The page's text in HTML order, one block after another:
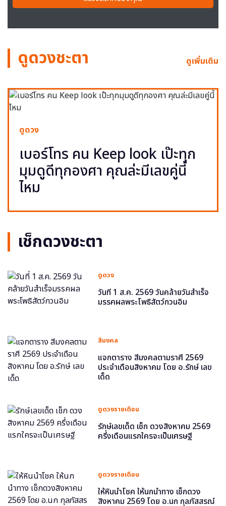
ดูดวงชะตา ดูเพิ่มเติม
ดูดวง
เบอร์โทร คน Keep look เป๊ะทุก
มุมดูดีทุกองศา คุณล่ะมีเลขคู่นี้
ไหม
เช็กดวงชะตา
ดูดวง
วันที่ 1 ส.ค. 2569 วันคล้ายวันสำเร็จ
มรรคผลพระโพธิสัตว์กวนอิม
สีมงคล
แจกตาราง สีมงคลตามราศี 2569
ประจำเดือนสิงหาคม โดย อ.รักษ์ เลข
เด็ด
ดูดวงรายเดือน
รักษ์เลขเด็ด เช็ก ดวงสิงหาคม 2569
ครึ่งเดือนแรกใครจะเป็นเศรษฐี
ดูดวงรายเดือน
ให้หินนำโชค ให้นกนำทาง เช็กดวง
สิงหาคม 2569 โดย อ.นก กุลภัสสรณ์